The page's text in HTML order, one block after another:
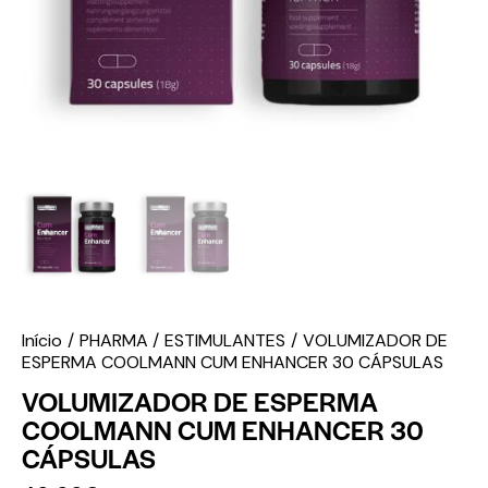
Início PHARMA ESTIMULANTES
VOLUMIZADOR DE
ESPERMA COOLMANN CUM ENHANCER 30 CÁPSULAS
VOLUMIZADOR DE ESPERMA
COOLMANN CUM ENHANCER 30
CÁPSULAS